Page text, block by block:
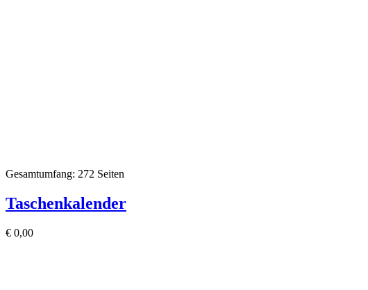
Gesamtumfang: 272 Seiten
Taschenkalender
€ 0,00